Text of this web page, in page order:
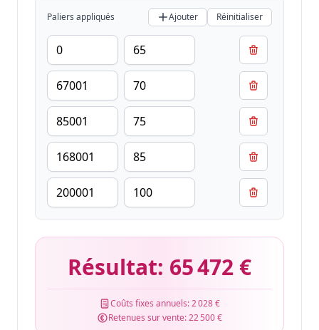
Paliers appliqués Ajouter Réinitialiser
Résultat: 65 472 €
Coûts fixes annuels:2 028 €
Retenues sur vente:22 500 €